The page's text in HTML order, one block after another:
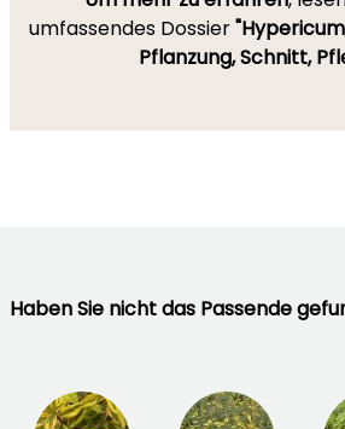
umfassendes Dossier
Pflanzung, Schnitt,
Haben Sie nicht das Passende